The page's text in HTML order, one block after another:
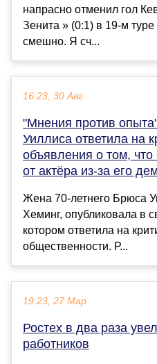
напрасно отменил гол
Зенита » (0:1) в 19-м
смешно. Я сч...
16:23, 30 Авг
"Мнения против
Уиллиса ответила на
объявления о том,
от актёра из-за его
Жена 70-летнего Брюса
Хеминг, опубликовала в
котором ответила на
общественности. Р...
19:23, 27 Мар
Ростех в два раза
работников